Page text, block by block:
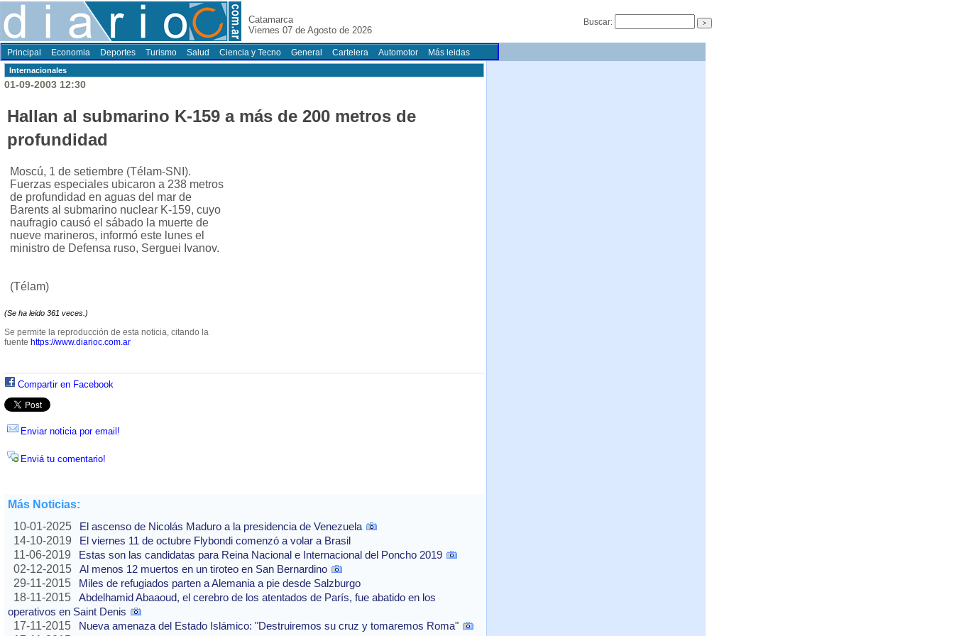
Catamarca
Viernes 07 de Agosto de 2026
Buscar:
Principal Economia Deportes Turismo Salud Ciencia y Tecno General Cartelera Automotor Más leidas
Internacionales
01-09-2003 12:30
Hallan al submarino K-159 a más de 200 metros de
profundidad
Moscú, 1 de setiembre (Télam-SNI).
Fuerzas especiales ubicaron a 238 metros
de profundidad en aguas del mar de
Barents al submarino nuclear K-159, cuyo
naufragio causó el sábado la muerte de
nueve marineros, informó este lunes el
ministro de Defensa ruso, Serguei Ivanov.
(Télam)
(Se ha leido 361 veces.)
Se permite la reproducción de esta noticia, citando la
fuente https://www.diarioc.com.ar
Compartir en Facebook
Enviar noticia por email!
Enviá tu comentario!
Más Noticias:
10-01-2025
El ascenso de Nicolás Maduro a la presidencia de Venezuela
14-10-2019
El viernes 11 de octubre Flybondi comenzó a volar a Brasil
11-06-2019
Estas son las candidatas para Reina Nacional e Internacional del Poncho 2019
02-12-2015
Al menos 12 muertos en un tiroteo en San Bernardino
29-11-2015
Miles de refugiados parten a Alemania a pie desde Salzburgo
18-11-2015
Abdelhamid Abaaoud, el cerebro de los atentados de París, fue abatido en los
operativos en Saint Denis
17-11-2015
Nueva amenaza del Estado Islámico: "Destruiremos su cruz y tomaremos Roma"